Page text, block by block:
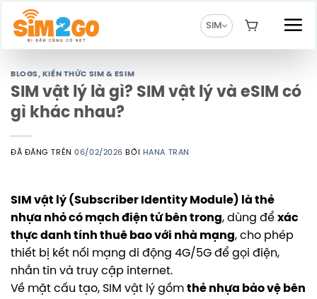
Chuyển
đến
SIM
BLOGS, KIẾN THỨC SIM & ESIM
SIM vật lý là gì? SIM vật lý và eSIM có
gì khác nhau?
ĐÃ ĐĂNG TRÊN06/02/2026 BỞI HANA TRAN
SIM vật lý (Subscriber Identity Module) là thẻ
nhựa nhỏ có mạch điện tử bên trong, dùng để xác
thực danh tính thuê bao với nhà mạng, cho phép
thiết bị kết nối mạng di động 4G/5G để gọi điện,
nhắn tin và truy cập internet.
Về mặt cấu tạo, SIM vật lý gồm thẻ nhựa bảo vệ bên